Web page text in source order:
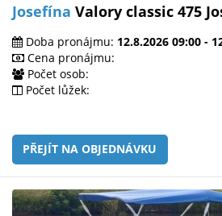
Josefína Valory classic 475
Doba pronájmu: 12.8.2026 09:00 -
Cena pronájmu:
Počet osob:
Počet lůžek:
PŘEJÍT NA OBJEDNÁVKU